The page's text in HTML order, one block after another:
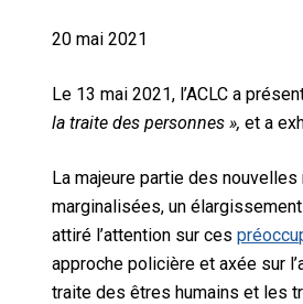
sur Entrée pour lancer la
20 mai 2021
Le 13 mai 2021, l’ACLC a
la traite des personnes », et a
La majeure partie des
marginalisées, un
attiré l’attention sur ces
approche policière et axée sur
traite des êtres humains et les